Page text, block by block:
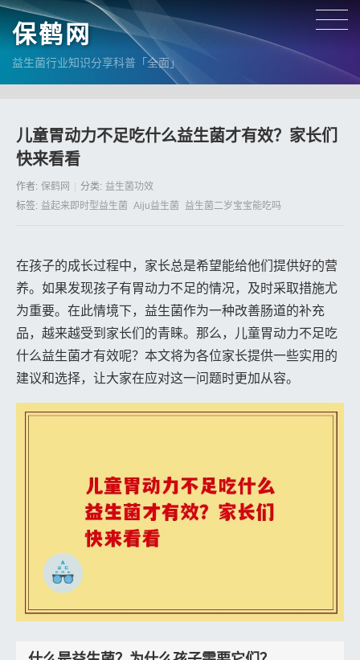
保鹤网
益生菌行业知识分享科普「全面」
儿童胃动力不足吃什么益生菌才有效？家长们
快来看看
作者: 保鹤网 分类: 益生菌功效
标签: 益起来即时型益生菌 Aiju益生菌 益生菌二岁宝宝能吃吗
在孩子的成长过程中，家长总是希望能给他们提供好的营
养。如果发现孩子有胃动力不足的情况，及时采取措施尤
为重要。在此情境下，益生菌作为一种改善肠道的补充
品，越来越受到家长们的青睐。那么，儿童胃动力不足吃
什么益生菌才有效呢？本文将为各位家长提供一些实用的
建议和选择，让大家在应对这一问题时更加从容。